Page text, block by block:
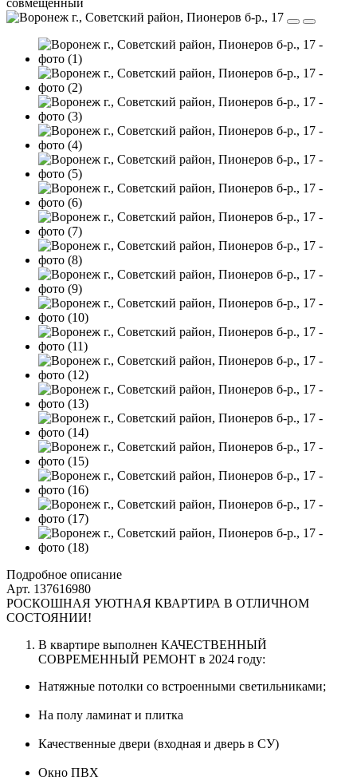
Подробное описание
Арт. 137616980
РОСКОШНАЯ УЮТНАЯ КВАРТИРА В ОТЛИЧНОМ
СОСТОЯНИИ!
В квартире выполнен КАЧЕСТВЕННЫЙ
СОВРЕМЕННЫЙ РЕМОНТ в 2024 году:
Натяжные потолки со встроенными светильниками;
На полу ламинат и плитка
Качественные двери (входная и дверь в СУ)
Окно ПВХ